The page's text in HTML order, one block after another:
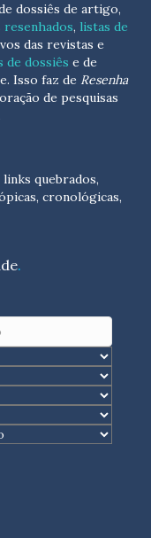
dossiês de artigo,
, listas de
das revistas e
de dossiês e de
. Isso faz de Resenha
de pesquisas
quebrados,
cronológicas,
.